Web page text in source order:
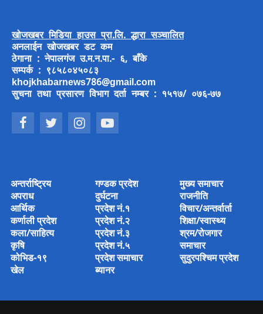
खोजखबर मिडिया हाउस प्रा.लि. द्धारा सञ्चालित
अनलाईन खोजखबर डट कम
ठेगाना : नेपालगंज उ.म.न.पा.- ६, बाँके
सम्पर्क : ९८५८०४५०८३
khojkhabarnews786@gmail.com
सुचना तथा प्रसारण विभाग दर्ता नम्बर : १५१७/ ०७६-७७
अन्तर्राष्ट्रिय
अपराध
आर्थिक
कर्णाली प्रदेश
कला/साहित्य
कृषि
कोभिड-१९
खेल
गण्डक प्रदेश
दुर्घटना
प्रदेश नं.१
प्रदेश नं.२
प्रदेश नं.३
प्रदेश नं.५
प्रदेश समाचार
ब्यानर
मुख्य समाचार
राजनीति
विचार/अन्तर्वार्ता
शिक्षा/स्वास्थ्य
श्रम/रोजगार
समाचार
सुदुरपश्चिम प्रदेश